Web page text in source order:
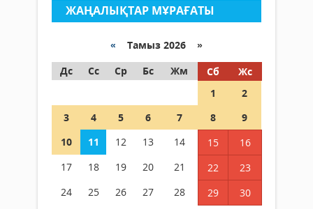
ЖАҢАЛЫҚТАР МҰРАҒАТЫ
« Тамыз 2026 »
Дс
Сс Ср Бс Жм Сб
Жс
1
2
3
4 5 6 7 8
9
10
11 12 13 14 15
16
17
18 19 20 21 22
23
24
25 26 27 28 29
30